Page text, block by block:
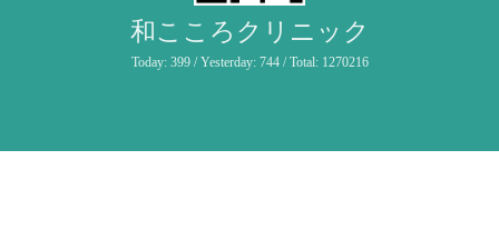
和こころクリニック
Today: 399/ Yesterday: 744/ Total: 1270216